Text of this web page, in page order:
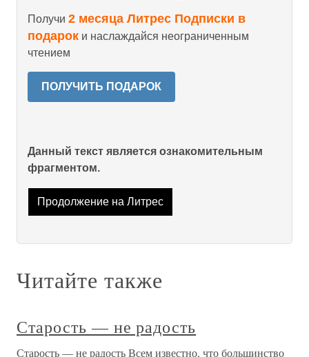
Получи 2 месяца Литрес Подписки в
подарок и наслаждайся неограниченным
чтением
ПОЛУЧИТЬ ПОДАРОК
Данный текст является ознакомительным
фрагментом.
Продолжение на Литрес
Читайте также
Старость — не радость
Старость — не радость Всем известно, что большинство